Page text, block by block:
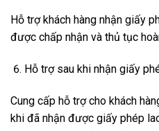
Hỗ trợ khách hàng nhận giấy
được chấp nhận và thủ tục
Hỗ trợ sau khi nhận giấy
Cung cấp hỗ trợ cho khách
khi đã nhận được giấy phép